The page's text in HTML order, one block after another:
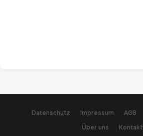
Datenschutz Impressum AGB
Über uns
Kontakt